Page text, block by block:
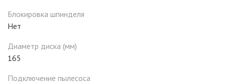
Блокировка шпинделя
Нет
Диаметр диска (мм)
165
Подключение пылесоса